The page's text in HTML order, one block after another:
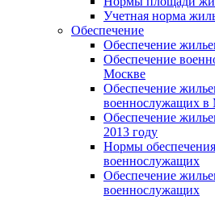
Учетная норма
Обеспечение
Обеспечение
Обеспечение
Москве
Обеспечение
военнослужащих в
Обеспечение
2013 году
Нормы
военнослужащих
Обеспечение
военнослужащих